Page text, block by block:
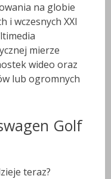
na globie
i wczesnych XXI
mierze
wideo oraz
lub ogromnych
Golf
teraz?